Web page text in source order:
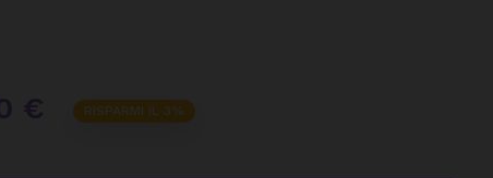
RISPARMI IL 3%